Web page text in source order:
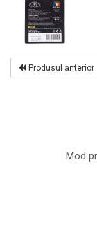
Produsul anterior
Mod